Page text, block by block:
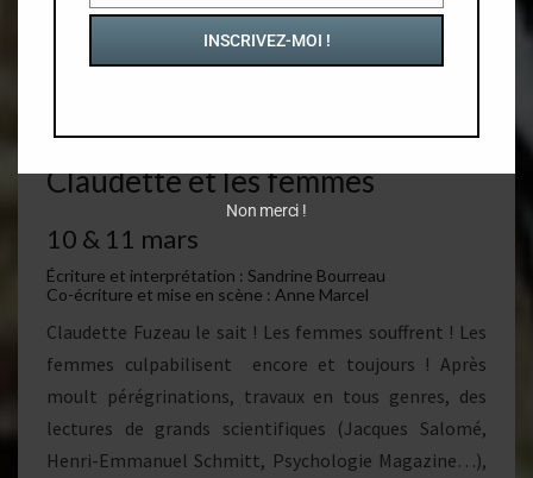
Claudette et les femmes
10 & 11 mars
Écriture et interprétation : Sandrine Bourreau
Co-écriture et mise en scène : Anne Marcel
Claudette Fuzeau le sait ! Les femmes souffrent ! Les
femmes culpabilisent encore et toujours ! Après
moult pérégrinations, travaux en tous genres, des
lectures de grands scientifiques (Jacques Salomé,
Henri-Emmanuel Schmitt, Psychologie Magazine…),
INSCRIVEZ-MOI !
Non merci !